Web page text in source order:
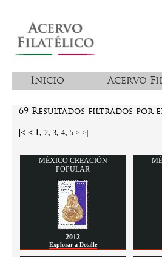
Inicio Acervo
69 Resultados filtrados por el
|< < 1, 2, 3, 4, 5 > >|
MÉXICO CREACIÓN
POPULAR
2012
Explorar a Detalle